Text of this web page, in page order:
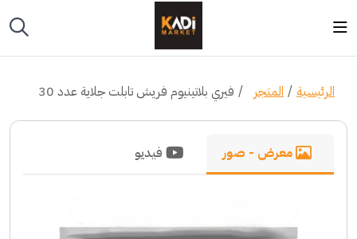
الرئيسية المتجر فيري بلاتينيوم فريش تابلت جلاية عدد 30
معرض - صور فيديو